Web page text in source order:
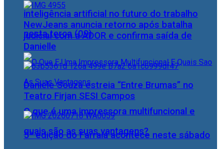
inteligência artificial no futuro do trabalho
nesta terça (09)
O que é uma impressora multifuncional e
quais são as suas vantagens?
NewJeans anuncia retorno após batalha
judicial com a ADOR e confirma saída de
Danielle
Daniele Souza estreia “Entre Brumas” no
Teatro Firjan SESI Campos
5ª edição do Farraiá acontece neste sábado